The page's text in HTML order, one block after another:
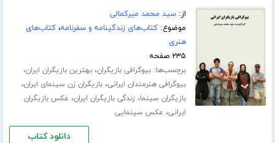
از:سید محمد میرکمالی
موضوع:کتاب‌های زندگینامه و سفرنامه،کتاب‌های
هنری
۲۳۵ صفحه
برچسب‌ها:بیوگرافی بازیگران،بهترین بازیگران ایران،
بیوگرافی هنرمندان ایرانی،بازیگران زن سینمای ایران،
بازیگران سینما، زندگی بازیگران ایران، عکس بازیگران
ایرانی، عکس سینمایی
دانلود کتاب